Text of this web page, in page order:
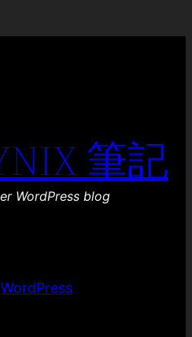
筆記
WordPress blog
WordPress